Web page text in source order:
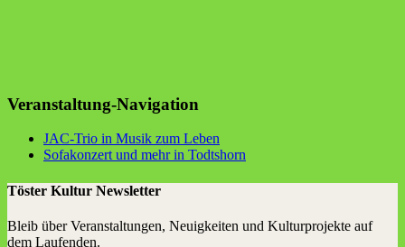
Veranstaltung-Navigation
JAC-Trio in Musik zum Leben
Sofa­kon­zert und mehr in Todtshorn
Töster Kultur Newsletter
Bleib über Veranstaltungen, Neuigkeiten und Kulturprojekte auf
dem Laufenden.